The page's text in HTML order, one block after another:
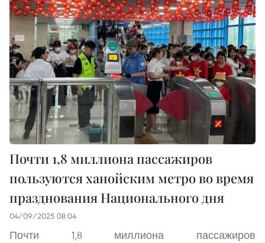
Почти 1,8 миллиона пассажиров
пользуются ханойским метро во время
празднования Национального дня
04/09/2025 08:04
Почти 1,8 миллиона пассажиров